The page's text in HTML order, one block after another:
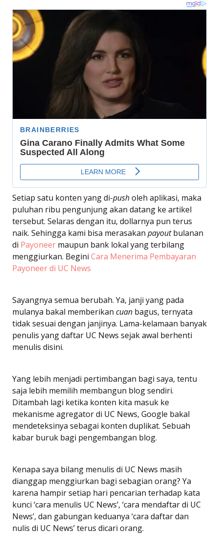
Setiap satu konten yang di-pusholeh aplikasi, maka
puluhan ribu pengunjung akan datang ke artikel
tersebut. Selaras dengan itu, dollarnya pun terus
naik. Sehingga kami bisa merasakan payoutbulanan
di Payoneer maupun bank lokal yang terbilang
menggiurkan. Begini Cara Menerima Pembayaran
Payoneer di UC News
Sayangnya semua berubah. Ya, janji yang pada
mulanya bakal memberikan cuan bagus, ternyata
tidak sesuai dengan janjinya. Lama-kelamaan banyak
penulis yang daftar UC News sejak awal berhenti
menulis disini.
Yang lebih menjadi pertimbangan bagi saya, tentu
saja lebih memilih membangun blog sendiri.
Ditambah lagi ketika konten kita masuk ke
mekanisme agregator di UC News, Google bakal
mendeteksinya sebagai konten duplikat. Sebuah
kabar buruk bagi pengembangan blog.
Kenapa saya bilang menulis di UC News masih
dianggap menggiurkan bagi sebagian orang? Ya
karena hampir setiap hari pencarian terhadap kata
kunci ‘cara menulis UC News’, ‘cara mendaftar di UC
News’, dan gabungan keduanya ‘cara daftar dan
nulis di UC News’ terus dicari orang.